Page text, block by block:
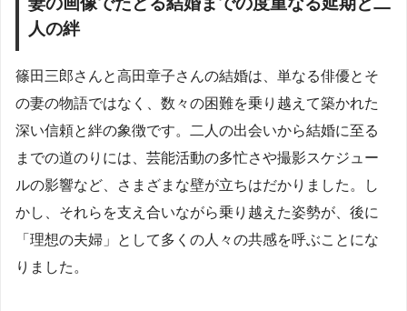
人の絆
篠田三郎さんと高田章子さんの結婚は、単なる俳優とそ
の妻の物語ではなく、数々の困難を乗り越えて築かれた
深い信頼と絆の象徴です。二人の出会いから結婚に至る
までの道のりには、芸能活動の多忙さや撮影スケジュー
ルの影響など、さまざまな壁が立ちはだかりました。し
かし、それらを支え合いながら乗り越えた姿勢が、後に
「理想の夫婦」として多くの人々の共感を呼ぶことにな
りました。